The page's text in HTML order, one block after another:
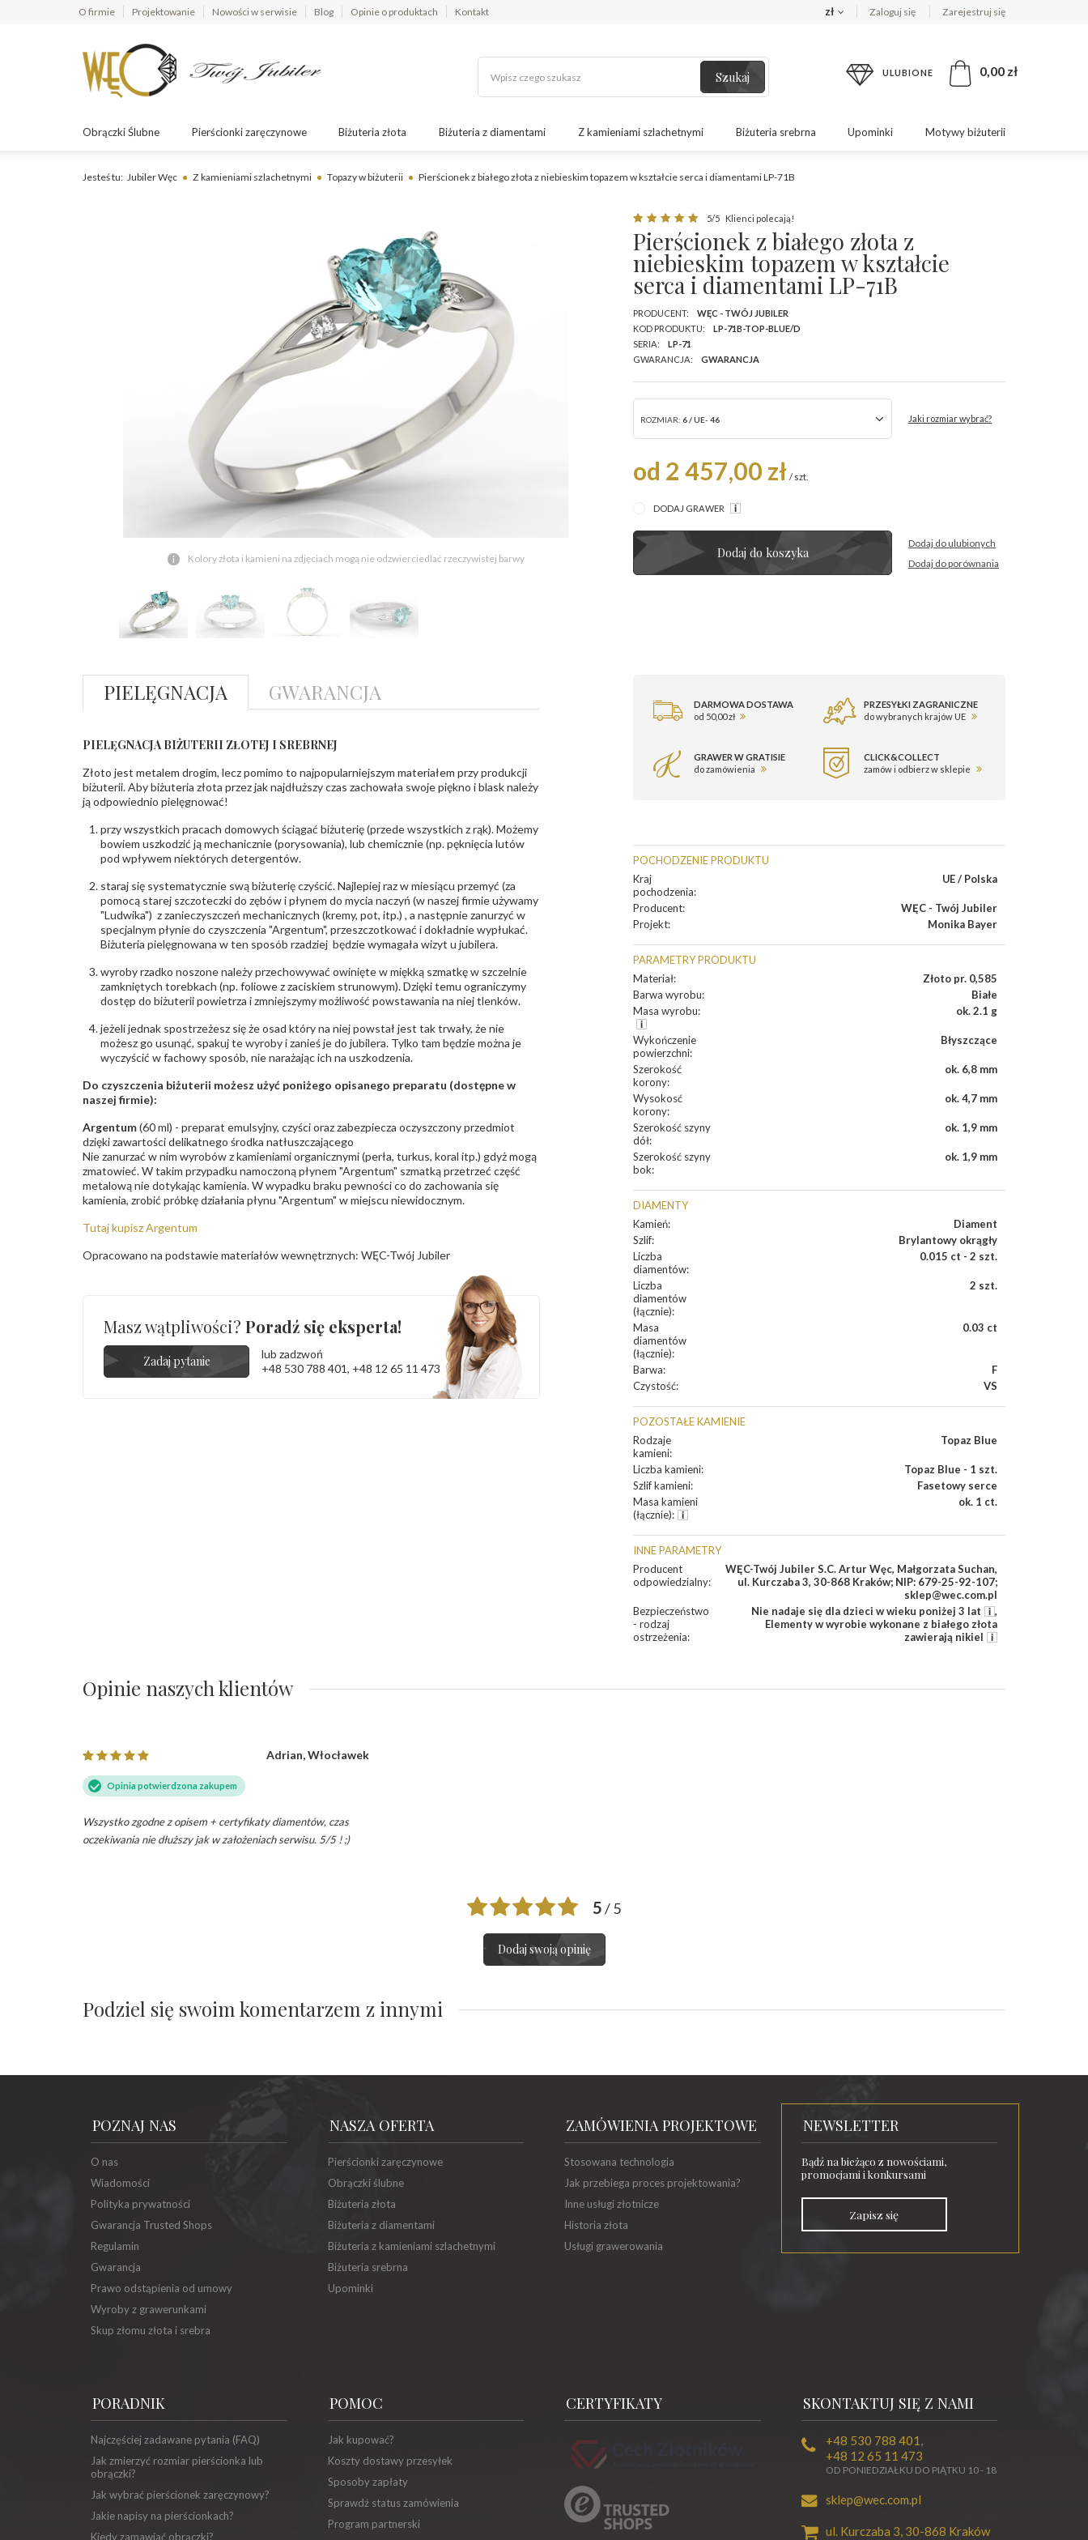
O firmie Projektowanie Nowości w serwisie Blog Opinie o produktach Kontakt zł Zaloguj się Zarejestruj się
Szukaj ULUBIONE 0,00 zł
Obrączki Ślubne Pierścionki zaręczynowe Biżuteria złota Biżuteria z diamentami Z kamieniami szlachetnymi Biżuteria srebrna Upominki Motywy biżuterii
Jesteś tu: Jubiler Węc Z kamieniami szlachetnymi Topazy w biżuterii Pierścionek z białego złota z niebieskim topazem w kształcie serca i diamentami LP-71B
Kolory złota i kamieni na zdjęciach mogą nie odzwierciedlać rzeczywistej barwy
5/5 Klienci polecają!
Pierścionek z białego złota z
niebieskim topazem w kształcie
serca i diamentami LP-71B
PRODUCENT:
WĘC - TWÓJ JUBILER
KOD PRODUKTU:
LP-71B-TOP-BLUE/D
SERIA:
LP-71
GWARANCJA:
GWARANCJA
ROZMIAR: 6 / UE- 46 Jaki rozmiar wybrać?
od 2 457,00 zł / szt.
DODAJ GRAWER
Dodaj do koszyka
Dodaj do ulubionych
Dodaj do porównania
DARMOWA DOSTAWA
od 50,00 zł
PRZESYŁKI ZAGRANICZNE
do wybranych krajów UE
GRAWER W GRATISIE
do zamówienia
CLICK&COLLECT
zamów i odbierz w sklepie
POCHODZENIE PRODUKTU
Kraj
pochodzenia:
UE / Polska
Producent:
WĘC - Twój Jubiler
Projekt: Monika Bayer
PARAMETRY PRODUKTU
Materiał:
Złoto pr. 0,585
Barwa wyrobu:
Białe
Masa wyrobu: ok. 2.1 g
Wykończenie
powierzchni:
Błyszczące
Szerokość
korony:
ok. 6,8 mm
Wysokosć
korony:
ok. 4,7 mm
Szerokość szyny
dół:
ok. 1,9 mm
Szerokość szyny
bok:
ok. 1,9 mm
DIAMENTY
Kamień:
Diament
Szlif:
Brylantowy okrągły
Liczba
diamentów:
0.015 ct - 2 szt.
Liczba
diamentów
(łącznie):
2 szt.
Masa
diamentów
(łącznie):
0.03 ct
Barwa:
F
Czystość: VS
POZOSTAŁE KAMIENIE
Rodzaje
kamieni:
Topaz Blue
Liczba kamieni:
Topaz Blue - 1 szt.
Szlif kamieni:
Fasetowy serce
Masa kamieni
(łącznie):
ok. 1 ct.
INNE PARAMETRY
Producent
odpowiedzialny:
WĘC-Twój Jubiler S.C. Artur Węc, Małgorzata Suchan,
ul. Kurczaba 3, 30-868 Kraków; NIP: 679-25-92-107;
sklep@wec.com.pl
Bezpieczeństwo
- rodzaj
ostrzeżenia:
Nie nadaje się dla dzieci w wieku poniżej 3 lat
,
Elementy w wyrobie wykonane z białego złota
zawierają nikiel
PIELĘGNACJA GWARANCJA
PIELĘGNACJA BIŻUTERII ZŁOTEJ I SREBRNEJ
Złoto jest metalem drogim, lecz pomimo to najpopularniejszym materiałem przy produkcji
biżuterii. Aby biżuteria złota przez jak najdłuższy czas zachowała swoje piękno i blask należy
ją odpowiednio pielęgnować!
przy wszystkich pracach domowych ściągać biżuterię (przede wszystkich z rąk). Możemy
bowiem uszkodzić ją mechanicznie (porysowania), lub chemicznie (np. pęknięcia lutów
pod wpływem niektórych detergentów.
staraj się systematycznie swą biżuterię czyścić. Najlepiej raz w miesiącu przemyć (za
pomocą starej szczoteczki do zębów i płynem do mycia naczyń (w naszej firmie używamy
"Ludwika") z zanieczyszczeń mechanicznych (kremy, pot, itp.) , a następnie zanurzyć w
specjalnym płynie do czyszczenia "Argentum", przeszczotkować i dokładnie wypłukać.
Biżuteria pielęgnowana w ten sposób rzadziej będzie wymagała wizyt u jubilera.
wyroby rzadko noszone należy przechowywać owinięte w miękką szmatkę w szczelnie
zamkniętych torebkach (np. foliowe z zaciskiem strunowym). Dzięki temu ograniczymy
dostęp do biżuterii powietrza i zmniejszymy możliwość powstawania na niej tlenków.
jeżeli jednak spostrzeżesz się że osad który na niej powstał jest tak trwały, że nie
możesz go usunąć, spakuj te wyroby i zanieś je do jubilera. Tylko tam będzie można je
wyczyścić w fachowy sposób, nie narażając ich na uszkodzenia.
Do czyszczenia biżuterii możesz użyć poniżego opisanego preparatu (dostępne w
naszej firmie):
Argentum(60 ml) - preparat emulsyjny, czyści oraz zabezpiecza oczyszczony przedmiot
dzięki zawartości delikatnego środka natłuszczającego
Nie zanurzać w nim wyrobów z kamieniami organicznymi (perła, turkus, koral itp.) gdyż mogą
zmatowieć. W takim przypadku namoczoną płynem "Argentum" szmatką przetrzeć część
metalową nie dotykając kamienia. W wypadku braku pewności co do zachowania się
kamienia, zrobić próbkę działania płynu "Argentum" w miejscu niewidocznym.
Tutaj kupisz Argentum
Opracowano na podstawie materiałów wewnętrznych: WĘC-Twój Jubiler
Masz wątpliwości? Poradź się eksperta!
Zadaj pytanie
lub zadzwoń
+48 530 788 401, +48 12 65 11 473
Opinie naszych klientów
Adrian, Włocławek
Opinia potwierdzona zakupem
Wszystko zgodne z opisem + certyfikaty diamentów, czas
oczekiwania nie dłuższy jak w założeniach serwisu. 5/5 ! ;)
5/ 5
Dodaj swoją opinię
Podziel się swoim komentarzem z innymi
POZNAJ NAS
O nas
Wiadomości
Polityka prywatności
Gwarancja Trusted Shops
Regulamin
Gwarancja
Prawo odstąpienia od umowy
Wyroby z grawerunkami
Skup złomu złota i srebra
NASZA OFERTA
Pierścionki zaręczynowe
Obrączki ślubne
Biżuteria złota
Biżuteria z diamentami
Biżuteria z kamieniami szlachetnymi
Biżuteria srebrna
Upominki
ZAMÓWIENIA PROJEKTOWE
Stosowana technologia
Jak przebiega proces projektowania?
Inne usługi złotnicze
Historia złota
Usługi grawerowania
NEWSLETTER
Bądź na bieżąco z nowościami,
promocjami i konkursami
Zapisz się
PORADNIK
Najczęściej zadawane pytania (FAQ)
Jak zmierzyć rozmiar pierścionka lub
obrączki?
Jak wybrać pierścionek zaręczynowy?
Jakie napisy na pierścionkach?
Kiedy zamawiać obrączki?
POMOC
Jak kupować?
Koszty dostawy przesyłek
Sposoby zapłaty
Sprawdź status zamówienia
Program partnerski
CERTYFIKATY SKONTAKTUJ SIĘ Z NAMI
+48 530 788 401 ,
+48 12 65 11 473
OD PONIEDZIAŁKU DO PIĄTKU 10 - 18
sklep@wec.com.pl
ul. Kurczaba 3, 30-868 Kraków